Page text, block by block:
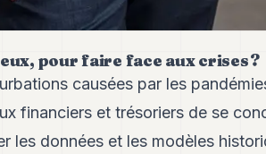
pour faire face aux crises ?
causées par les
financiers et trésoriers de se
les données et les modèles